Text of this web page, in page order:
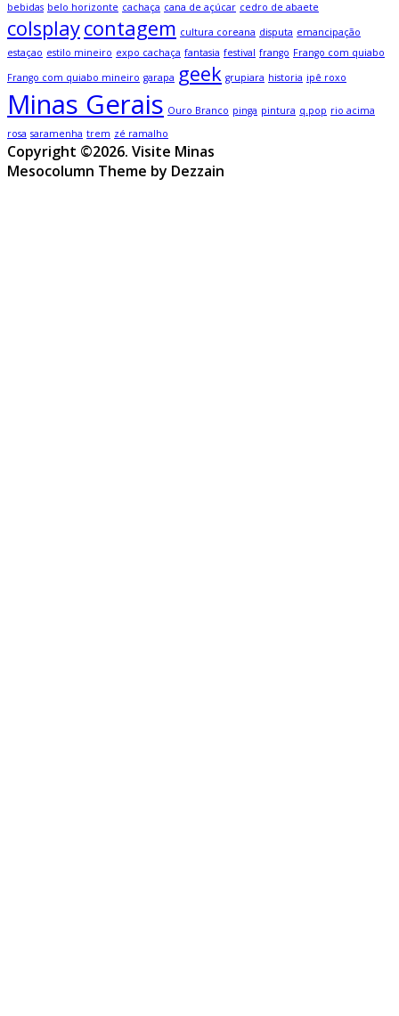
bebidas belo horizonte cachaça cana de açúcar cedro de abaete
colsplaycontagem cultura coreana disputa emancipação
estaçao estilo mineiro expo cachaça fantasia festival frango Frango com quiabo
Frango com quiabo mineiro garapa geek grupiara historia ipê roxo
Minas Gerais Ouro Branco pinga pintura q.pop rio acima
rosa saramenha trem zé ramalho
Copyright ©2026. Visite Minas
Mesocolumn Theme by Dezzain